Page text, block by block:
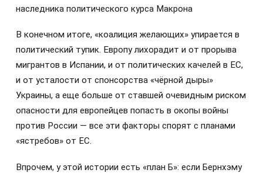
наследника политического курса Макрона
В конечном итоге, «коалиция желающих» упирается в
политический тупик. Европу лихорадит и от прорыва
мигрантов в Испании, и от политических качелей в ЕС,
и от усталости от спонсорства «чёрной дыры»
Украины, а еще больше от ставшей очевидным риском
опасности для европейцев попасть в окопы войны
против России — все эти факторы спорят с планами
«ястребов» от ЕС.
Впрочем, у этой истории есть «план Б»: если Бернхэму